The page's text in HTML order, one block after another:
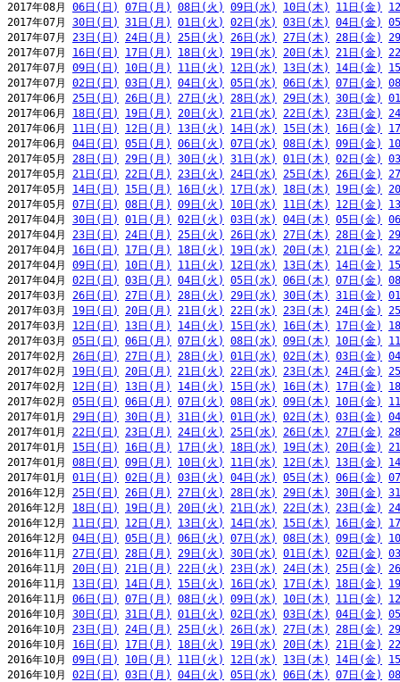
2017年08月 06日(日) 07日(月) 08日(火) 09日(水) 10日(木) 11日(金)
2017年07月 30日(日) 31日(月) 01日(火) 02日(水) 03日(木) 04日(金)
2017年07月 23日(日) 24日(月) 25日(火) 26日(水) 27日(木) 28日(金)
2017年07月 16日(日) 17日(月) 18日(火) 19日(水) 20日(木) 21日(金)
2017年07月 09日(日) 10日(月) 11日(火) 12日(水) 13日(木) 14日(金)
2017年07月 02日(日) 03日(月) 04日(火) 05日(水) 06日(木) 07日(金)
2017年06月 25日(日) 26日(月) 27日(火) 28日(水) 29日(木) 30日(金)
2017年06月 18日(日) 19日(月) 20日(火) 21日(水) 22日(木) 23日(金)
2017年06月 11日(日) 12日(月) 13日(火) 14日(水) 15日(木) 16日(金)
2017年06月 04日(日) 05日(月) 06日(火) 07日(水) 08日(木) 09日(金)
2017年05月 28日(日) 29日(月) 30日(火) 31日(水) 01日(木) 02日(金)
2017年05月 21日(日) 22日(月) 23日(火) 24日(水) 25日(木) 26日(金)
2017年05月 14日(日) 15日(月) 16日(火) 17日(水) 18日(木) 19日(金)
2017年05月 07日(日) 08日(月) 09日(火) 10日(水) 11日(木) 12日(金)
2017年04月 30日(日) 01日(月) 02日(火) 03日(水) 04日(木) 05日(金)
2017年04月 23日(日) 24日(月) 25日(火) 26日(水) 27日(木) 28日(金)
2017年04月 16日(日) 17日(月) 18日(火) 19日(水) 20日(木) 21日(金)
2017年04月 09日(日) 10日(月) 11日(火) 12日(水) 13日(木) 14日(金)
2017年04月 02日(日) 03日(月) 04日(火) 05日(水) 06日(木) 07日(金)
2017年03月 26日(日) 27日(月) 28日(火) 29日(水) 30日(木) 31日(金)
2017年03月 19日(日) 20日(月) 21日(火) 22日(水) 23日(木) 24日(金)
2017年03月 12日(日) 13日(月) 14日(火) 15日(水) 16日(木) 17日(金)
2017年03月 05日(日) 06日(月) 07日(火) 08日(水) 09日(木) 10日(金)
2017年02月 26日(日) 27日(月) 28日(火) 01日(水) 02日(木) 03日(金)
2017年02月 19日(日) 20日(月) 21日(火) 22日(水) 23日(木) 24日(金)
2017年02月 12日(日) 13日(月) 14日(火) 15日(水) 16日(木) 17日(金)
2017年02月 05日(日) 06日(月) 07日(火) 08日(水) 09日(木) 10日(金)
2017年01月 29日(日) 30日(月) 31日(火) 01日(水) 02日(木) 03日(金)
2017年01月 22日(日) 23日(月) 24日(火) 25日(水) 26日(木) 27日(金)
2017年01月 15日(日) 16日(月) 17日(火) 18日(水) 19日(木) 20日(金)
2017年01月 08日(日) 09日(月) 10日(火) 11日(水) 12日(木) 13日(金)
2017年01月 01日(日) 02日(月) 03日(火) 04日(水) 05日(木) 06日(金)
2016年12月 25日(日) 26日(月) 27日(火) 28日(水) 29日(木) 30日(金)
2016年12月 18日(日) 19日(月) 20日(火) 21日(水) 22日(木) 23日(金)
2016年12月 11日(日) 12日(月) 13日(火) 14日(水) 15日(木) 16日(金)
2016年12月 04日(日) 05日(月) 06日(火) 07日(水) 08日(木) 09日(金)
2016年11月 27日(日) 28日(月) 29日(火) 30日(水) 01日(木) 02日(金)
2016年11月 20日(日) 21日(月) 22日(火) 23日(水) 24日(木) 25日(金)
2016年11月 13日(日) 14日(月) 15日(火) 16日(水) 17日(木) 18日(金)
2016年11月 06日(日) 07日(月) 08日(火) 09日(水) 10日(木) 11日(金)
2016年10月 30日(日) 31日(月) 01日(火) 02日(水) 03日(木) 04日(金)
2016年10月 23日(日) 24日(月) 25日(火) 26日(水) 27日(木) 28日(金)
2016年10月 16日(日) 17日(月) 18日(火) 19日(水) 20日(木) 21日(金)
2016年10月 09日(日) 10日(月) 11日(火) 12日(水) 13日(木) 14日(金)
2016年10月 02日(日) 03日(月) 04日(火) 05日(水) 06日(木) 07日(金)